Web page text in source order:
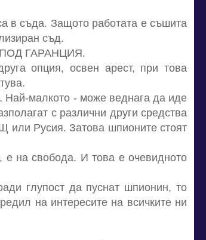
в съда. Защото работата е съшита
съд.
ГАРАНЦИЯ.
опция, освен арест, при това
Най-малкото - може веднага да иде
с различни други средства
или Русия. Затова шпионите стоят
на свобода. И това е очевидното
глупост да пуснат шпионин, то
на интересите на всичките ни